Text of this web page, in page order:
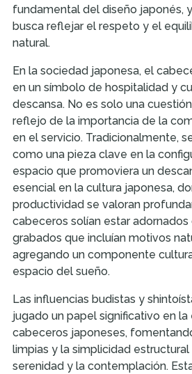
fundamental del diseño japonés,
busca reflejar el respeto y el
natural.
En la sociedad japonesa, el
en un símbolo de hospitalidad y
descansa. No es solo una
reflejo de la importancia de la
en el servicio. Tradicionalmente,
como una pieza clave en la
espacio que promoviera un
esencial en la cultura japonesa,
productividad se valoran
cabeceros solían estar
grabados que incluían motivos
agregando un componente
espacio del sueño.
Las influencias budistas y
jugado un papel significativo en
cabeceros japoneses,
limpias y la simplicidad
serenidad y la contemplación.